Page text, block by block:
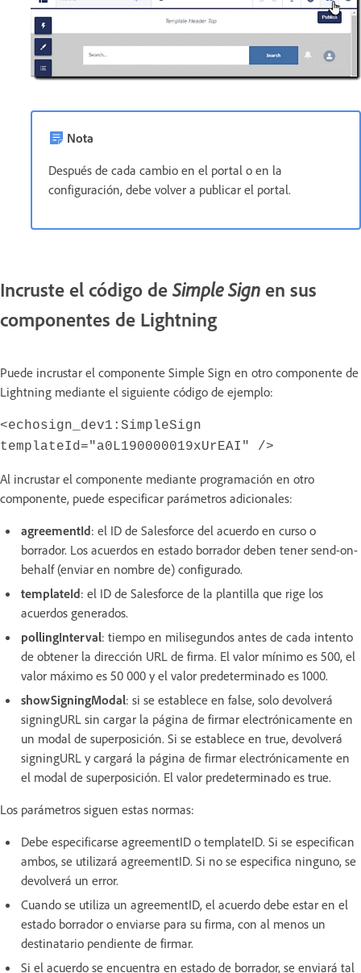
Nota
Después de cada cambio en el portal o en la
configuración, debe volver a publicar el portal.
Incruste el código de Simple Sign en sus
componentes de Lightning
Puede incrustar el componente Simple Sign en otro componente de
Lightning mediante el siguiente código de ejemplo:
<echosign_dev1:SimpleSign
templateId="a0L190000019xUrEAI" />
Al incrustar el componente mediante programación en otro
componente, puede especificar parámetros adicionales:
agreementId: el ID de Salesforce del acuerdo en curso o
borrador. Los acuerdos en estado borrador deben tener send-on-
behalf (enviar en nombre de) configurado.
templateId: el ID de Salesforce de la plantilla que rige los
acuerdos generados.
pollingInterval: tiempo en milisegundos antes de cada intento
de obtener la dirección URL de firma. El valor mínimo es 500, el
valor máximo es 50 000 y el valor predeterminado es 1000.
showSigningModal: si se establece en false, solo devolverá
signingURL sin cargar la página de firmar electrónicamente en
un modal de superposición. Si se establece en true, devolverá
signingURL y cargará la página de firmar electrónicamente en
el modal de superposición. El valor predeterminado es true.
Los parámetros siguen estas normas:
Debe especificarse agreementID o templateID. Si se especifican
ambos, se utilizará agreementID. Si no se especifica ninguno, se
devolverá un error.
Cuando se utiliza un agreementID, el acuerdo debe estar en el
estado borrador o enviarse para su firma, con al menos un
destinatario pendiente de firmar.
Si el acuerdo se encuentra en estado de borrador, se enviará tal